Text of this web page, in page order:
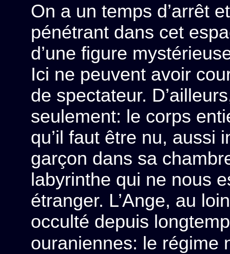
On a un temps d’arrêt
pénétrant dans cet
d’une figure
Ici ne peuvent avoir
de spectateur.
seulement: le corps
qu’il faut être nu, aussi
garçon dans sa
labyrinthe qui ne nous
étranger. L’Ange, au
occulté depuis
ouraniennes: le régime